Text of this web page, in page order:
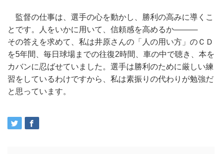
監督の仕事は、選手の心を動かし、勝利の高みに導くこ
とです。人をいかに用いて、信頼感を高めるか―――
その答えを求めて、私は井原さんの「人の用い方」のＣＤ
を5年間、毎日球場までの往復2時間、車の中で聴き、本を
カバンに忍ばせていました。選手は勝利のために厳しい練
習をしているわけですから、私は素振りの代わりが勉強だ
と思っています。